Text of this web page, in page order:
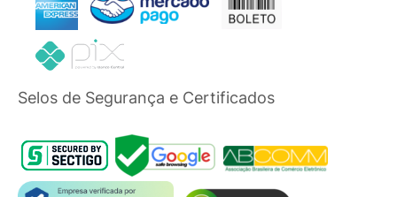
Selos de Segurança e Certificados